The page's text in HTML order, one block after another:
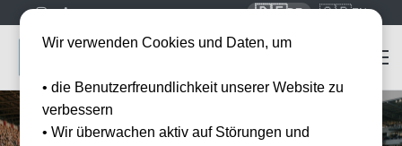
🇩🇪DE 🇬🇧EN
Wir verwenden Cookies und Daten, um
• die Benutzerfreundlichkeit unserer Website zu
verbessern
• Wir überwachen aktiv auf Störungen und